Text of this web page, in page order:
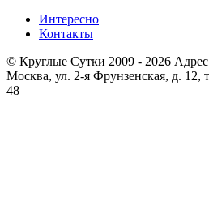
Интересно
Контакты
© Круглые Сутки 2009 - 2026 Адрес
Москва, ул. 2-я Фрунзенская, д. 12,
48